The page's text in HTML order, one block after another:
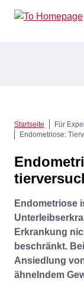
Startseite Für
Endometriose:
Endometriose
Erkrankung
beschränkt.
Ansiedlung
ähnelndem